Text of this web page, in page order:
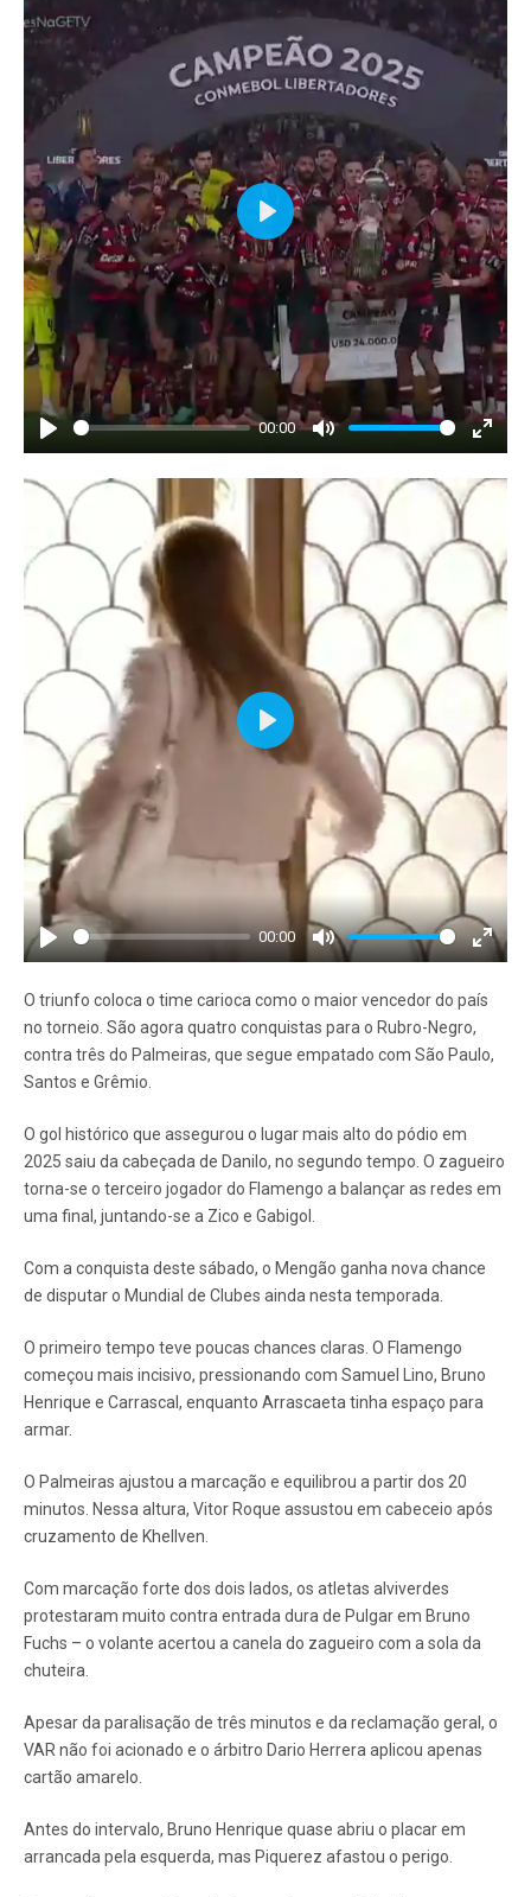
Play
00:00
Mute
Enter
Play
Play
00:00
Mute
Enter
Play
O triunfo coloca o time carioca como o maior vencedor do país
no torneio. São agora quatro conquistas para o Rubro-Negro,
contra três do Palmeiras, que segue empatado com São Paulo,
Santos e Grêmio.
O gol histórico que assegurou o lugar mais alto do pódio em
2025 saiu da cabeçada de Danilo, no segundo tempo. O zagueiro
torna-se o terceiro jogador do Flamengo a balançar as redes em
uma final, juntando-se a Zico e Gabigol.
Com a conquista deste sábado, o Mengão ganha nova chance
de disputar o Mundial de Clubes ainda nesta temporada.
O primeiro tempo teve poucas chances claras. O Flamengo
começou mais incisivo, pressionando com Samuel Lino, Bruno
Henrique e Carrascal, enquanto Arrascaeta tinha espaço para
armar.
O Palmeiras ajustou a marcação e equilibrou a partir dos 20
minutos. Nessa altura, Vitor Roque assustou em cabeceio após
cruzamento de Khellven.
Com marcação forte dos dois lados, os atletas alviverdes
protestaram muito contra entrada dura de Pulgar em Bruno
Fuchs – o volante acertou a canela do zagueiro com a sola da
chuteira.
Apesar da paralisação de três minutos e da reclamação geral, o
VAR não foi acionado e o árbitro Dario Herrera aplicou apenas
cartão amarelo.
Antes do intervalo, Bruno Henrique quase abriu o placar em
arrancada pela esquerda, mas Piquerez afastou o perigo.